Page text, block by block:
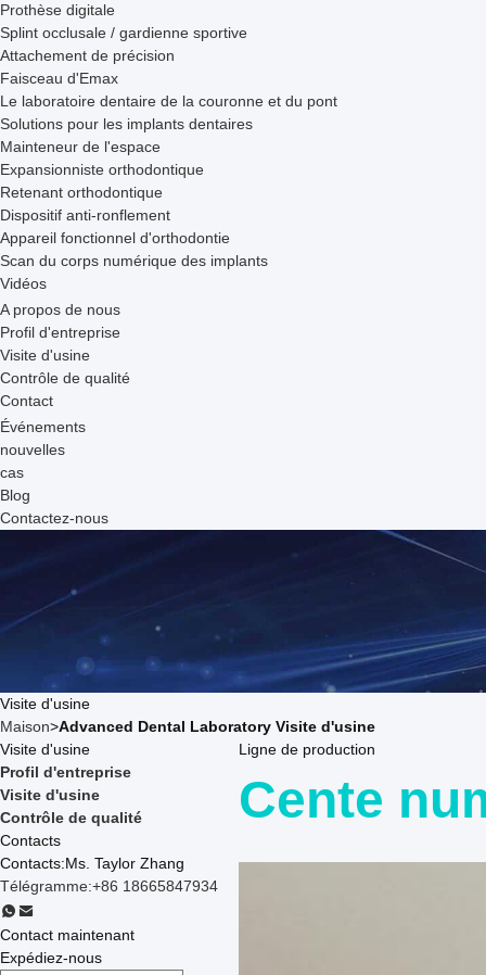
Prothèse digitale
Splint occlusale / gardienne sportive
Attachement de précision
Faisceau d'Emax
Le laboratoire dentaire de la couronne et du pont
Solutions pour les implants dentaires
Mainteneur de l'espace
Expansionniste orthodontique
Retenant orthodontique
Dispositif anti-ronflement
Appareil fonctionnel d'orthodontie
Scan du corps numérique des implants
Vidéos
A propos de nous
Profil d'entreprise
Visite d'usine
Contrôle de qualité
Contact
Événements
nouvelles
cas
Blog
Contactez-nous
Visite d'usine
Maison>Advanced Dental Laboratory Visite d'usine
Visite d'usine
Profil d'entreprise
Visite d'usine
Contrôle de qualité
Contacts
Contacts:Ms. Taylor Zhang
Télégramme:+86 18665847934
Contact maintenant
Expédiez-nous
Ligne de production
Cente